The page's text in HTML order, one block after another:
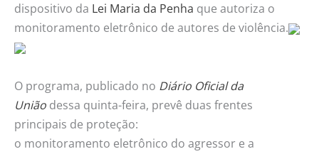
dispositivo da Lei Maria da Penha que autoriza o
monitoramento eletrônico de autores de violência.
O programa, publicado no Diário Oficial da
União dessa quinta-feira, prevê duas frentes
principais de proteção:
o monitoramento eletrônico do agressor e a